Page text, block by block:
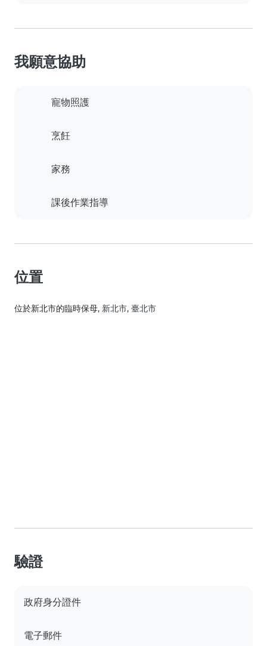
我願意協助
寵物照護
烹飪
家務
課後作業指導
位置
位於新北市的臨時保母, 新北市, 臺北市
驗證
政府身分證件
電子郵件